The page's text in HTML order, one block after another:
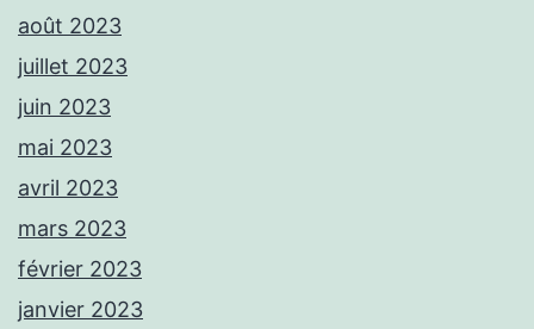
août 2023
juillet 2023
juin 2023
mai 2023
avril 2023
mars 2023
février 2023
janvier 2023